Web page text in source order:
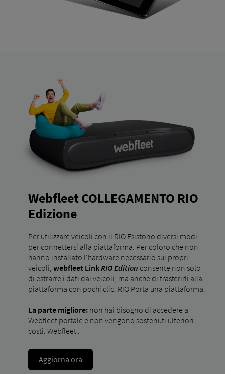
Webfleet COLLEGAMENTO RIO
Edizione
Per utilizzare veicoli con il RIO Esistono diversi modi
per connettersi alla piattaforma. Per coloro che non
hanno installato l'hardware necessario sui propri
veicoli, webfleet Link RIO Edition consente non solo
di estrarre i dati dai veicoli, ma anche di trasferirli alla
piattaforma con pochi clic. RIO Porta una piattaforma.
La parte migliore:non hai bisogno di accedere a
Webfleet portale e non vengono sostenuti ulteriori
costi. Webfleet .
Aggiorna ora